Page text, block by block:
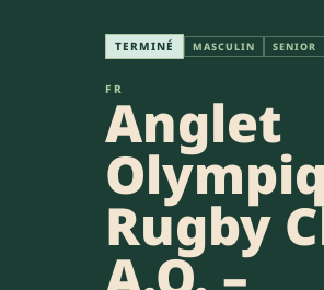
Anglet Olympique
TERMINÉ MASCULIN SENIOR
FR
Anglet
Rugby